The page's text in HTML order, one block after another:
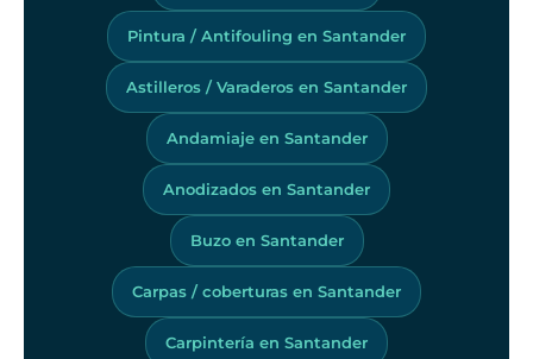
Pintura / Antifouling en Santander
Astilleros / Varaderos en Santander
Andamiaje en Santander
Anodizados en Santander
Buzo en Santander
Carpas / coberturas en Santander
Carpintería en Santander